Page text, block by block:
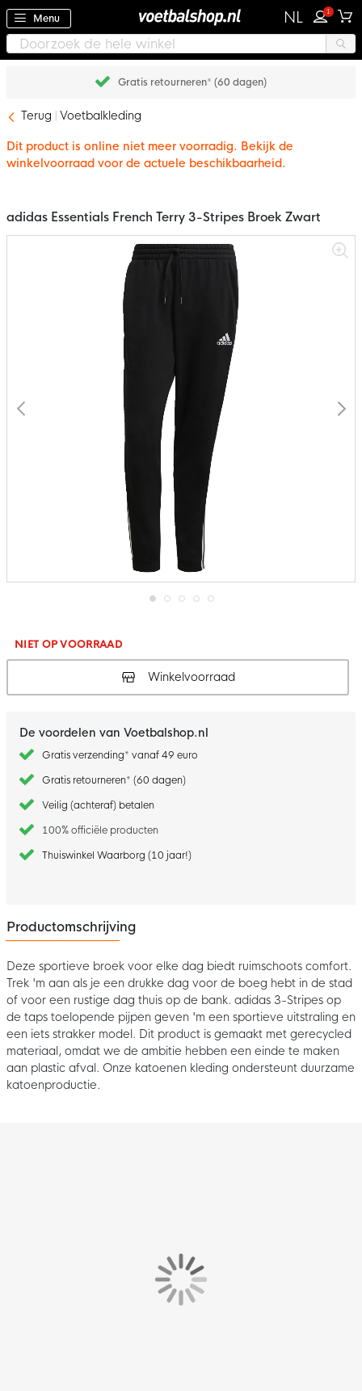
Menu NL 1
Gratis retourneren* (60 dagen)
Terug Voetbalkleding
Dit product is online niet meer voorradig. Bekijk de
winkelvoorraad voor de actuele beschikbaarheid.
het
adidas Essentials French Terry 3-Stripes Broek Zwart
NIET OP VOORRAAD
Winkelvoorraad
De voordelen van Voetbalshop.nl
Gratis verzending* vanaf 49 euro
Gratis retourneren* (60 dagen)
Veilig (achteraf) betalen
100% officiële producten
Thuiswinkel Waarborg (10 jaar!)
Productomschrijving
Deze sportieve broek voor elke dag biedt ruimschoots comfort.
Trek 'm aan als je een drukke dag voor de boeg hebt in de stad
of voor een rustige dag thuis op de bank. adidas 3-Stripes op
de taps toelopende pijpen geven 'm een sportieve uitstraling en
een iets strakker model. Dit product is gemaakt met gerecycled
materiaal, omdat we de ambitie hebben een einde te maken
aan plastic afval. Onze katoenen kleding ondersteunt duurzame
katoenproductie.